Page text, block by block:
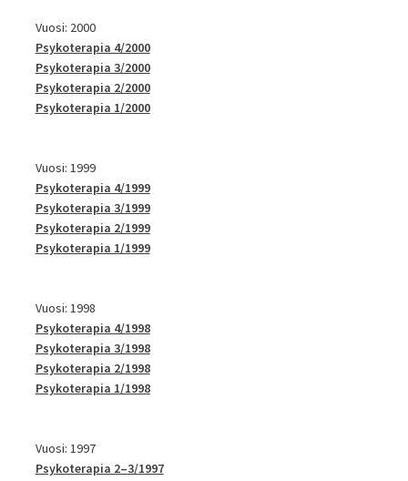
Vuosi: 2000
Psykoterapia 4/2000
Psykoterapia 3/2000
Psykoterapia 2/2000
Psykoterapia 1/2000
Vuosi: 1999
Psykoterapia 4/1999
Psykoterapia 3/1999
Psykoterapia 2/1999
Psykoterapia 1/1999
Vuosi: 1998
Psykoterapia 4/1998
Psykoterapia 3/1998
Psykoterapia 2/1998
Psykoterapia 1/1998
Vuosi: 1997
Psykoterapia 2–3/1997